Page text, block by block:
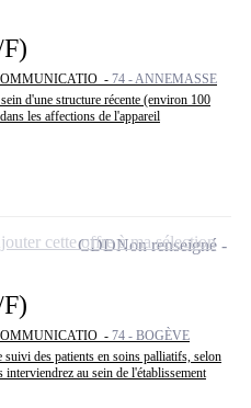
- 74 - ANNEMASSE
d'une structure récente (environ 100
les affections de l'appareil
- 74 - BOGÈVE
des patients en soins palliatifs, selon
au sein de l'établissement
CDDNon renseigné
cette offre à ma sélection